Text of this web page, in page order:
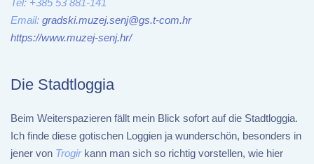
Tel: +385 53 881-141
Email: gradski.muzej.senj@gs.t-com.hr
https://www.muzej-senj.hr/
Die Stadtloggia
Beim Weiterspazieren fällt mein Blick sofort auf die Stadtloggia.
Ich finde diese gotischen Loggien ja wunderschön, besonders in
jener von Trogir kann man sich so richtig vorstellen, wie hier